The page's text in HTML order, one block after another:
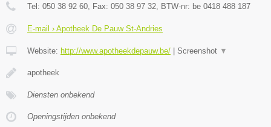
Tel: 050 38 92 60 , Fax: 050 38 97 32 , BTW-nr: be 0418 488 187
E-mail › Apotheek De Pauw St-Andries
Website: http://www.apotheekdepauw.be/ | Screenshot ▼
apotheek
Diensten onbekend
Openingstijden onbekend